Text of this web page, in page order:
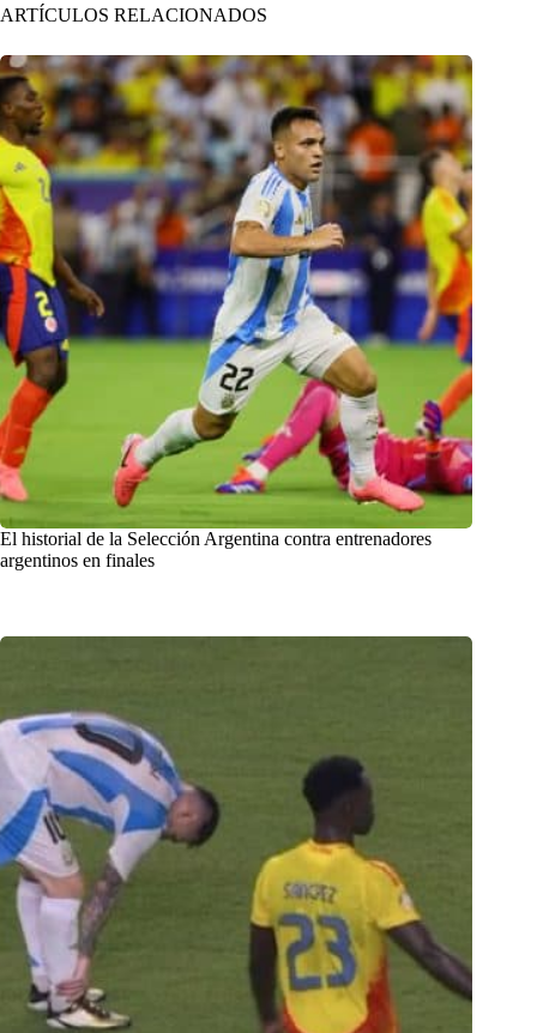
ARTÍCULOS RELACIONADOS
El historial de la Selección Argentina contra entrenadores
argentinos en finales